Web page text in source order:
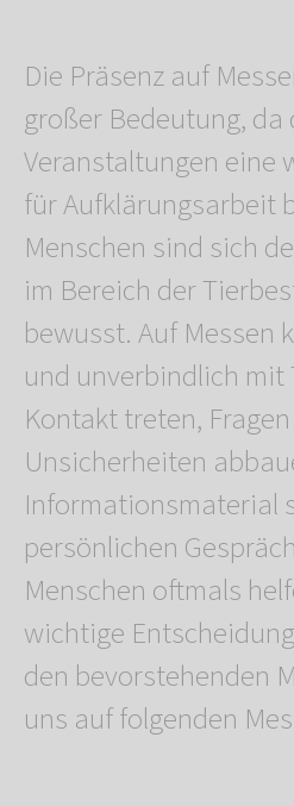
Die Präsenz auf
großer Bedeutung, da
Veranstaltungen eine
für Aufklärungsarbeit
Menschen sind sich
im Bereich der
bewusst. Auf Messen
und unverbindlich
Kontakt treten,
Unsicherheiten
Informationsmaterial
persönlichen
Menschen oftmals
wichtige
den bevorstehenden
uns auf folgenden